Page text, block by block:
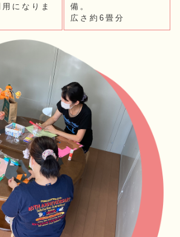
になりま
備。
広さ約6畳分